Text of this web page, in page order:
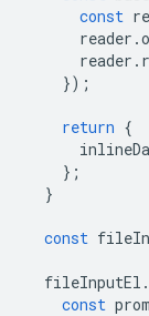
const
reader .
reader .
});
return {
};
}
const
fileInputEl .
const